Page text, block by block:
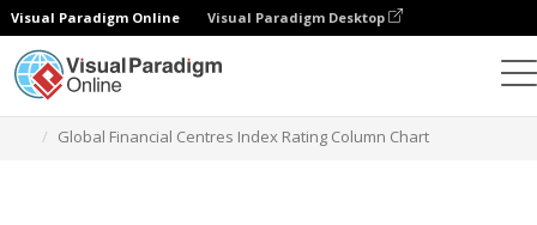
Visual Paradigm Online Visual Paradigm Desktop
Global Financial Centres Index Rating Column Chart